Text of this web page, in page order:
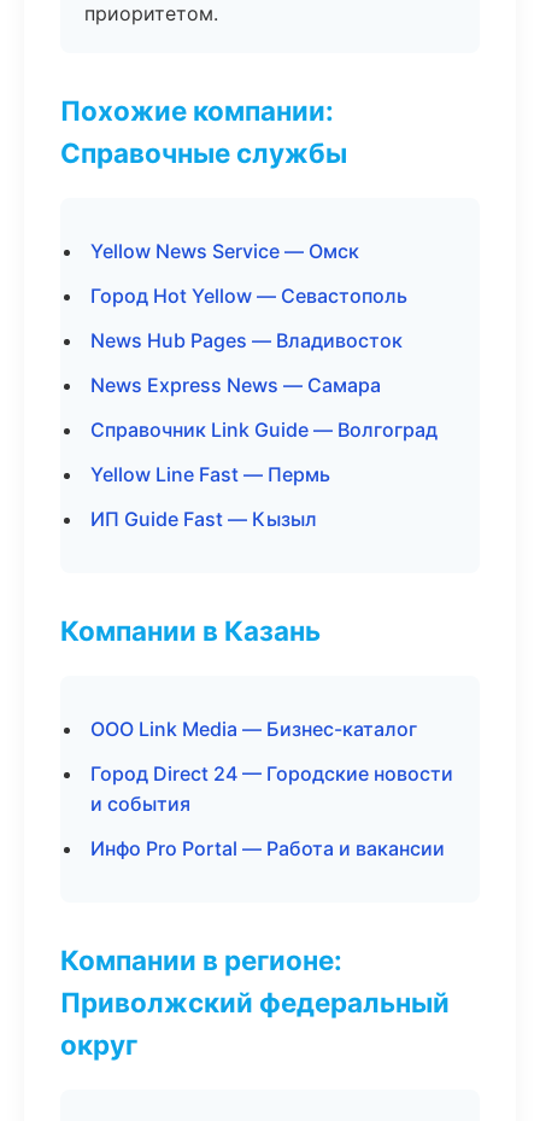
приоритетом.
Похожие компании:
Справочные службы
Yellow News Service — Омск
Город Hot Yellow — Севастополь
News Hub Pages — Владивосток
News Express News — Самара
Справочник Link Guide — Волгоград
Yellow Line Fast — Пермь
ИП Guide Fast — Кызыл
Компании в Казань
ООО Link Media — Бизнес-каталог
Город Direct 24 — Городские новости
и события
Инфо Pro Portal — Работа и вакансии
Компании в регионе:
Приволжский федеральный
округ